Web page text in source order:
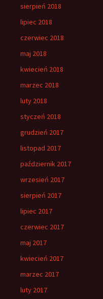
sierpień 2018
lipiec 2018
czerwiec 2018
maj 2018
kwiecień 2018
marzec 2018
luty 2018
styczeń 2018
grudzień 2017
listopad 2017
październik 2017
wrzesień 2017
sierpień 2017
lipiec 2017
czerwiec 2017
maj 2017
kwiecień 2017
marzec 2017
luty 2017